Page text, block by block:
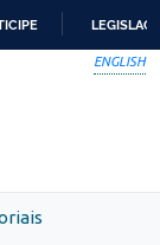
ENGLISH